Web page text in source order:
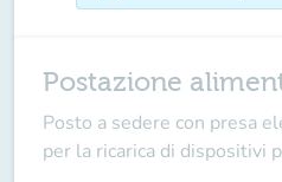
Postazione
Posto a sedere con presa
per la ricarica di dispositivi